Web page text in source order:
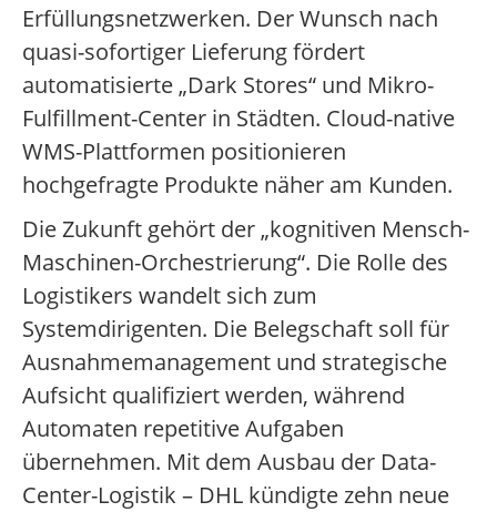
Erfüllungsnetzwerken. Der Wunsch nach
quasi-sofortiger Lieferung fördert
automatisierte „Dark Stores“ und Mikro-
Fulfillment-Center in Städten. Cloud-native
WMS-Plattformen positionieren
hochgefragte Produkte näher am Kunden.
Die Zukunft gehört der „kognitiven Mensch-
Maschinen-Orchestrierung“. Die Rolle des
Logistikers wandelt sich zum
Systemdirigenten. Die Belegschaft soll für
Ausnahmemanagement und strategische
Aufsicht qualifiziert werden, während
Automaten repetitive Aufgaben
übernehmen. Mit dem Ausbau der Data-
Center-Logistik – DHL kündigte zehn neue